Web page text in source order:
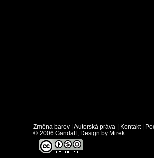
Změna barev Autorská práva Kontakt|
© 2006 Gandalf, Design by Mirek